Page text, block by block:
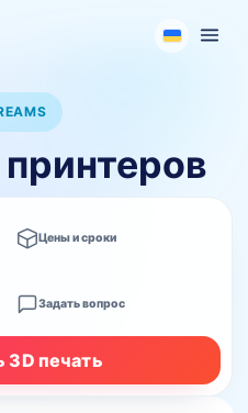
Цены и сроки
Задать вопрос
3D печать